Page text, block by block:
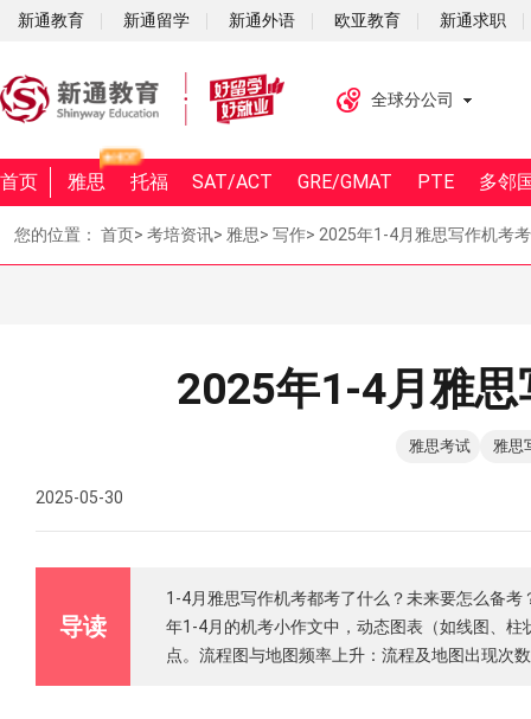
新通教育 新通留学 新通外语 欧亚教育 新通求职
全球分公司
首页 雅思 托福 SAT/ACT GRE/GMAT PTE 多邻
您的位置： 首页> 考培资讯> 雅思> 写作> 2025年1-4月雅思写作机考
2025年1-4月雅
雅思考试 雅思
2025-05-30
导读
1-4月雅思写作机考都考了什么？未来要怎么备
年1-4月的机考小作文中，动态图表（如线图、
点。流程图与地图频率上升：流程及地图出现次